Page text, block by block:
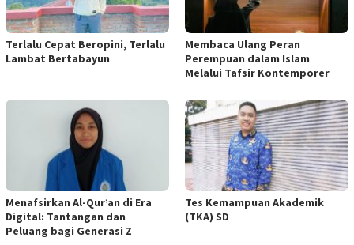
Terlalu Cepat Beropini, Terlalu
Lambat Bertabayun
Membaca Ulang Peran
Perempuan dalam Islam
Melalui Tafsir Kontemporer
Menafsirkan Al-Qur’an di Era
Digital: Tantangan dan
Peluang bagi Generasi Z
Tes Kemampuan Akademik
(TKA) SD